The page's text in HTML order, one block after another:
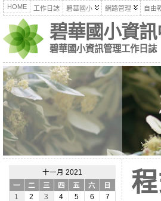
HOME 工作日誌 碧華國小 網路管理 自由
碧華國小資
碧華國小資訊管理工作日誌
十一月 2021
一
二 三 四 五 六
日
1
2 3 4 5 6
7